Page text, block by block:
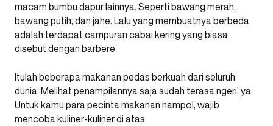
macam bumbu dapur lainnya. Seperti bawang merah,
bawang putih, dan jahe. Lalu yang membuatnya berbeda
adalah terdapat campuran cabai kering yang biasa
disebut dengan barbere.
Itulah beberapa makanan pedas berkuah dari seluruh
dunia. Melihat penampilannya saja sudah terasa ngeri, ya.
Untuk kamu para pecinta makanan nampol, wajib
mencoba kuliner-kuliner di atas.